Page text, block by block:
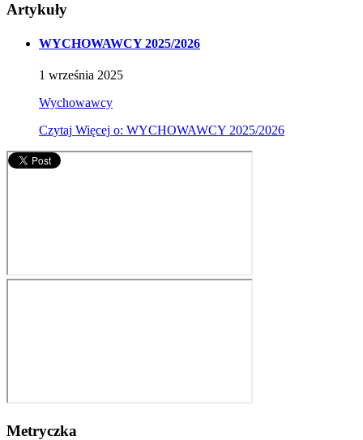
Artykuły
WYCHOWAWCY 2025/2026
1 września 2025
Wychowawcy
Czytaj Więcej o: WYCHOWAWCY 2025/2026
Metryczka